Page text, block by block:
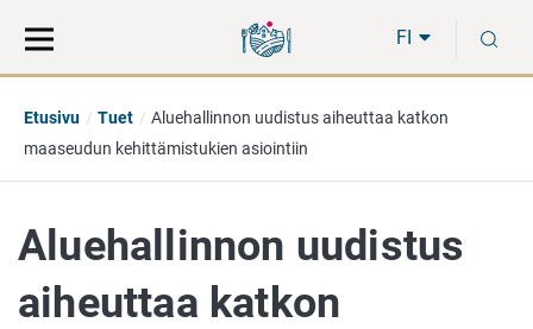
suoraan
sisältöön
koko
sivuston
FI
Etusivu Tuet
Aluehallinnon uudistus aiheuttaa katkon
maaseudun kehittämistukien asiointiin
Aluehallinnon uudistus
aiheuttaa katkon